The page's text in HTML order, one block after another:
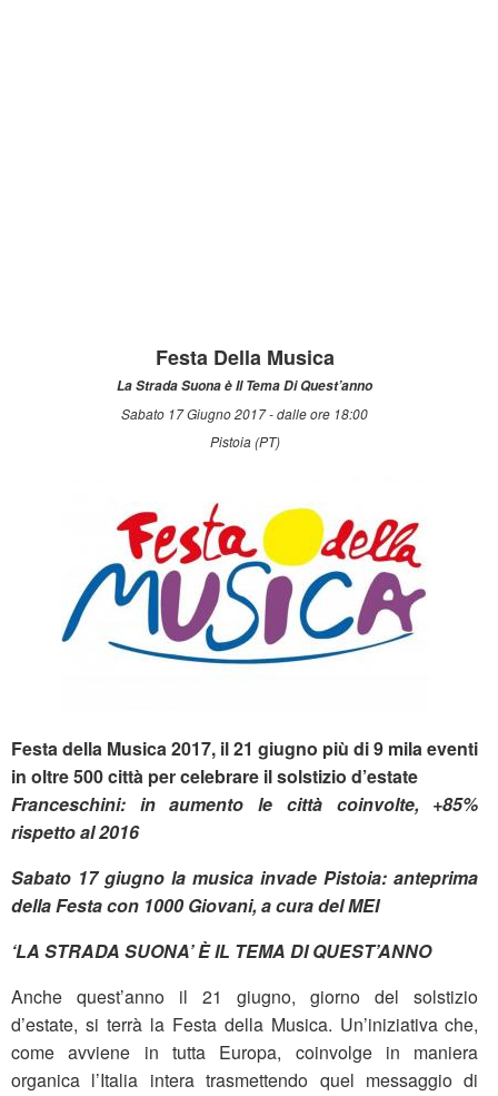
Festa Della Musica
La Strada Suona è Il Tema Di Quest’anno
Sabato 17 Giugno 2017 - dalle ore 18:00
Pistoia (PT)
Festa della Musica 2017, il 21 giugno più di 9 mila eventi
in oltre 500 città per celebrare il solstizio d’estate
Franceschini: in aumento le città coinvolte, +85%
rispetto al 2016
Sabato 17 giugno la musica invade Pistoia: anteprima
della Festa con 1000 Giovani, a cura del MEI
‘LA STRADA SUONA’ È IL TEMA DI QUEST’ANNO
Anche quest’anno il 21 giugno, giorno del solstizio
d’estate, si terrà la Festa della Musica. Un’iniziativa che,
come avviene in tutta Europa, coinvolge in maniera
organica l’Italia intera trasmettendo quel messaggio di